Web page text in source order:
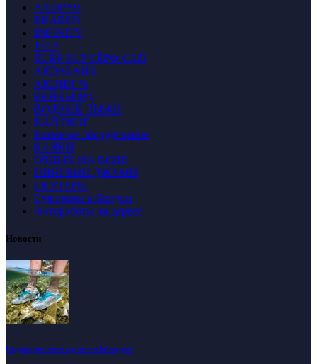
AXOPAR
BRABUS
INFINITY
JEEP
SURF SUP СЁРФ САП
АКВАБАЙК
АКЦИИ %
ВЕЙКБОРД
ВОДНЫЕ ЛЫЖИ
КАЙТИНГ
Катерное оборудование
КАЯКИ
ОТДЫХ НА ВОДЕ
ПИНГВИН ДЖАМП
СКУТЕРЫ
Сувениры и Бонусы
Фотоработы на дереве
Новости
Гидрокроссовки купить в Беларуси